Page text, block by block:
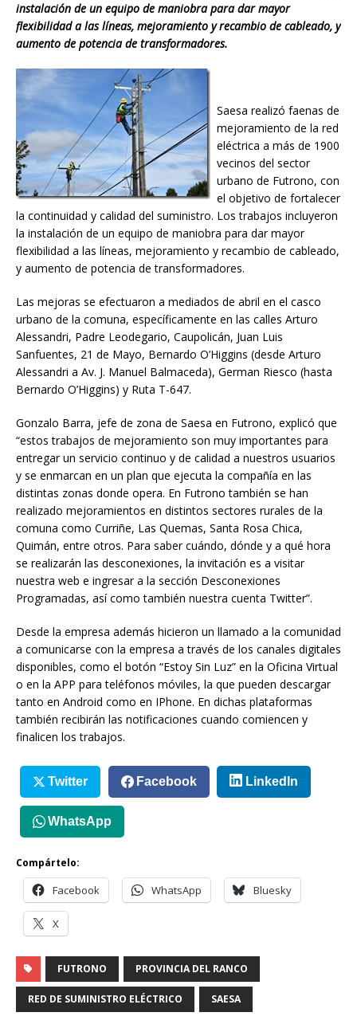
instalación de un equipo de maniobra para dar mayor
flexibilidad a las líneas, mejoramiento y recambio de cableado, y
aumento de potencia de transformadores.
Saesa realizó faenas de
mejoramiento de la red
eléctrica a más de 1900
vecinos del sector
urbano de Futrono, con
el objetivo de fortalecer
la continuidad y calidad del suministro. Los trabajos incluyeron
la instalación de un equipo de maniobra para dar mayor
flexibilidad a las líneas, mejoramiento y recambio de cableado,
y aumento de potencia de transformadores.
Las mejoras se efectuaron a mediados de abril en el casco
urbano de la comuna, específicamente en las calles Arturo
Alessandri, Padre Leodegario, Caupolicán, Juan Luis
Sanfuentes, 21 de Mayo, Bernardo O’Higgins (desde Arturo
Alessandri a Av. J. Manuel Balmaceda), German Riesco (hasta
Bernardo O’Higgins) y Ruta T-647.
Gonzalo Barra, jefe de zona de Saesa en Futrono, explicó que
“estos trabajos de mejoramiento son muy importantes para
entregar un servicio continuo y de calidad a nuestros usuarios
y se enmarcan en un plan que ejecuta la compañía en las
distintas zonas donde opera. En Futrono también se han
realizado mejoramientos en distintos sectores rurales de la
comuna como Curriñe, Las Quemas, Santa Rosa Chica,
Quimán, entre otros. Para saber cuándo, dónde y a qué hora
se realizarán las desconexiones, la invitación es a visitar
nuestra web e ingresar a la sección Desconexiones
Programadas, así como también nuestra cuenta Twitter”.
Desde la empresa además hicieron un llamado a la comunidad
a comunicarse con la empresa a través de los canales digitales
disponibles, como el botón “Estoy Sin Luz” en la Oficina Virtual
o en la APP para teléfonos móviles, la que pueden descargar
tanto en Android como en IPhone. En dichas plataformas
también recibirán las notificaciones cuando comiencen y
finalicen los trabajos.
Twitter Facebook LinkedIn
WhatsApp
Compártelo:
Facebook WhatsApp Bluesky
X
FUTRONO PROVINCIA DEL RANCO
RED DE SUMINISTRO ELÉCTRICO SAESA